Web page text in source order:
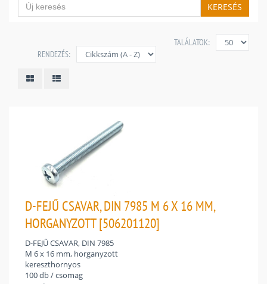
KERESÉS
TALÁLATOK:
RENDEZÉS:
D-FEJŰ CSAVAR, DIN 7985 M 6 X 16 MM,
HORGANYZOTT [506201120]
D-FEJŰ CSAVAR, DIN 7985
M 6 x 16 mm, horganyzott
kereszthornyos
100 db / csomag